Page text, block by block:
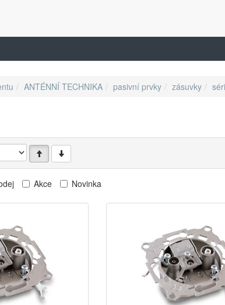
ANTÉNNÍ TECHNIKA pasivní prvky zásuvky
Akce Novinka